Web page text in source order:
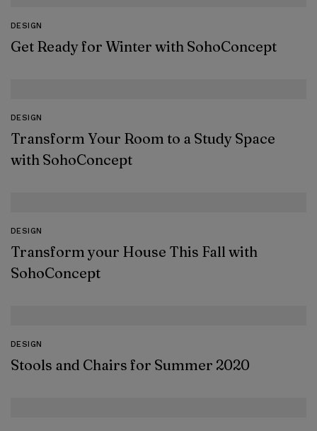
DESIGN
Get Ready for Winter with SohoConcept
DESIGN
Transform Your Room to a Study Space
with SohoConcept
DESIGN
Transform your House This Fall with
SohoConcept
DESIGN
Stools and Chairs for Summer 2020